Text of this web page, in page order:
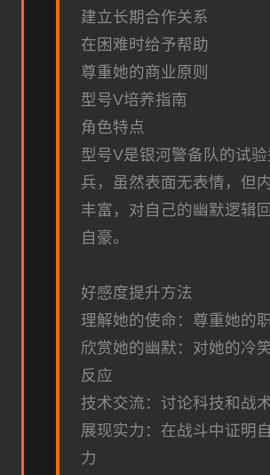
建立长期合作关系
在困难时给予帮助
尊重她的商业原则
型号V培养指南
角色特点
型号V是银河警备队的试
兵，虽然表面无表情，但
丰富，对自己的幽默逻辑
自豪。
好感度提升方法
理解她的使命：尊重她的
欣赏她的幽默：对她的冷
反应
技术交流：讨论科技和战
展现实力：在战斗中证明
力